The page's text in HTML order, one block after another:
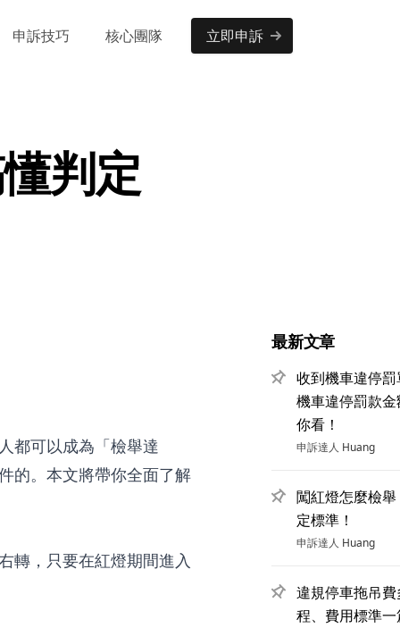
申訴技巧 核心團隊 立即申訴
判定
都可以成為「檢舉達
的。本文將帶你全面了解
轉，只要在紅燈期間進入
最新文章
收到機車違停
機車違停罰款
你看！
申訴達人 Huang
闖紅燈怎麼檢
定標準！
申訴達人 Huang
違規停車拖吊
程、費用標準